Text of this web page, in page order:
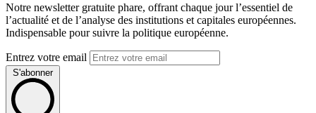
Notre newsletter gratuite phare, offrant chaque jour l’essentiel de
l’actualité et de l’analyse des institutions et capitales européennes.
Indispensable pour suivre la politique européenne.
Entrez votre email
S'abonner